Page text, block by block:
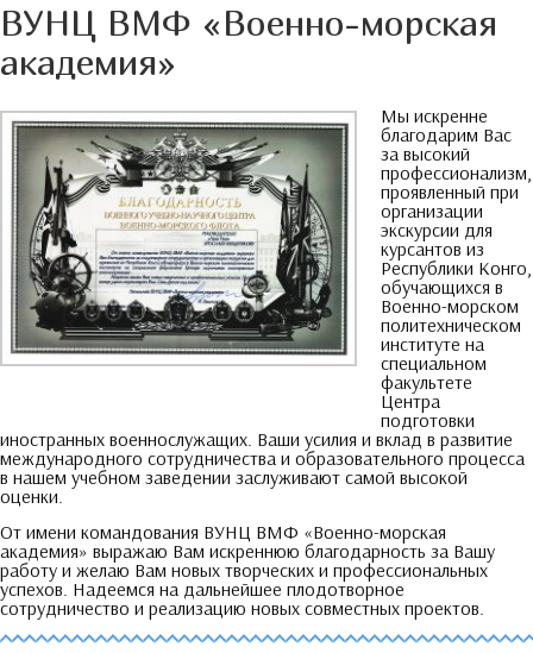
ВУНЦ ВМФ «Военно-морская
академия»
Мы искренне
благодарим Вас
за высокий
профессионализм,
проявленный при
организации
экскурсии для
курсантов из
Республики Конго,
обучающихся в
Военно-морском
политехническом
институте на
специальном
факультете
Центра
подготовки
иностранных военнослужащих. Ваши усилия и вклад в развитие
международного сотрудничества и образовательного процесса
в нашем учебном заведении заслуживают самой высокой
оценки.
От имени командования ВУНЦ ВМФ «Военно-морская
академия» выражаю Вам искреннюю благодарность за Вашу
работу и желаю Вам новых творческих и профессиональных
успехов Надеемся на дальнейшее плодотворное
сотрудничество и реализацию новых совместных проектов